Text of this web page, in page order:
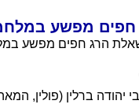
חפים מפשע
הרג חפים מפשע
יהודה ברלין (פולין,